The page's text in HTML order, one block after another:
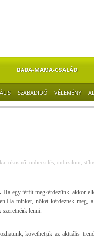
BABA-MAMA-CSALÁD
SZABADIDŐ VÉLEMÉNY
okos nő önbecsülés, önbizalom
Ha egy férfit megkérdezünk, akkor
Ha minket, nőket kérdeznek meg,
lenni.
követhetjük az aktuális